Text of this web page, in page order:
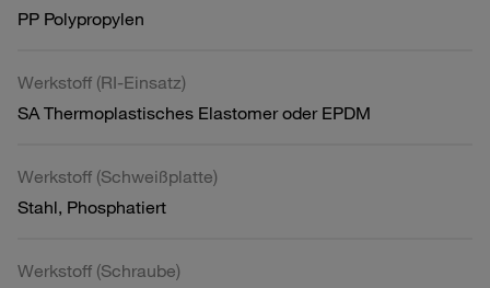
PP Polypropylen
Werkstoff (RI-Einsatz)
SA Thermoplastisches Elastomer oder EPDM
Werkstoff (Schweißplatte)
Stahl, Phosphatiert
Werkstoff (Schraube)